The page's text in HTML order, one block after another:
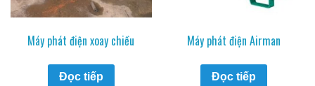
Máy phát điện xoay chiều
Đọc tiếp
Máy phát điện Airman
Đọc tiếp